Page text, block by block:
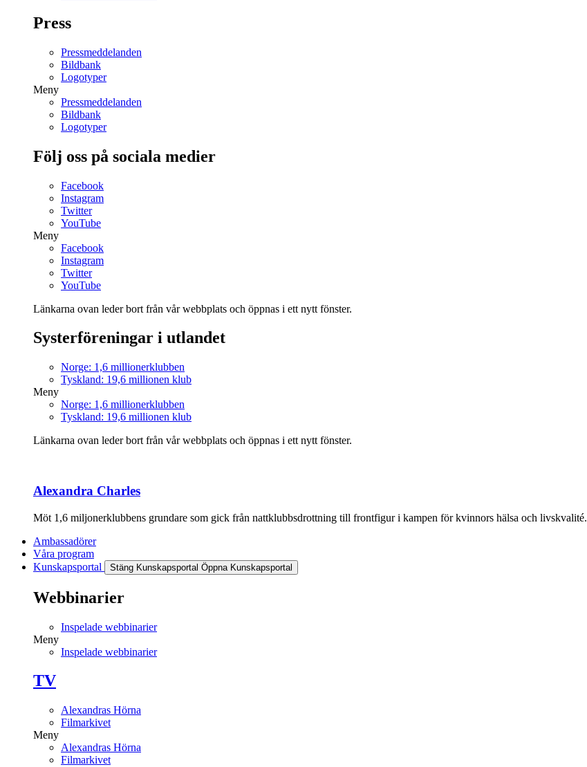
Press
Pressmeddelanden
Bildbank
Logotyper
Meny
Pressmeddelanden
Bildbank
Logotyper
Följ oss på sociala medier
Facebook
Instagram
Twitter
YouTube
Meny
Facebook
Instagram
Twitter
YouTube
Länkarna ovan leder bort från vår webbplats och öppnas i ett nytt fönster.
Systerföreningar i utlandet
Norge: 1,6 millionerklubben
Tyskland: 19,6 millionen klub
Meny
Norge: 1,6 millionerklubben
Tyskland: 19,6 millionen klub
Länkarna ovan leder bort från vår webbplats och öppnas i ett nytt fönster.
Alexandra Charles
Möt 1,6 miljonerklubbens grundare som gick från nattklubbsdrottning till frontfigur i kampen för kvinnors hälsa och livskvalité.
Ambassadörer
Våra program
Kunskapsportal
Stäng Kunskapsportal Öppna Kunskapsportal
Webbinarier
Inspelade webbinarier
Meny
Inspelade webbinarier
TV
Alexandras Hörna
Filmarkivet
Meny
Alexandras Hörna
Filmarkivet